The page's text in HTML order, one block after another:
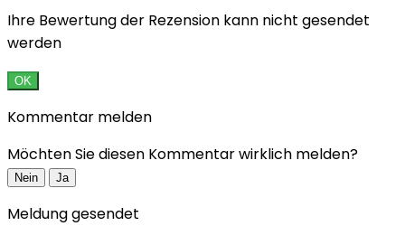
Ihre Bewertung der Rezension kann nicht gesendet
werden
OK
Kommentar melden
Möchten Sie diesen Kommentar wirklich melden?
Nein Ja
Meldung gesendet